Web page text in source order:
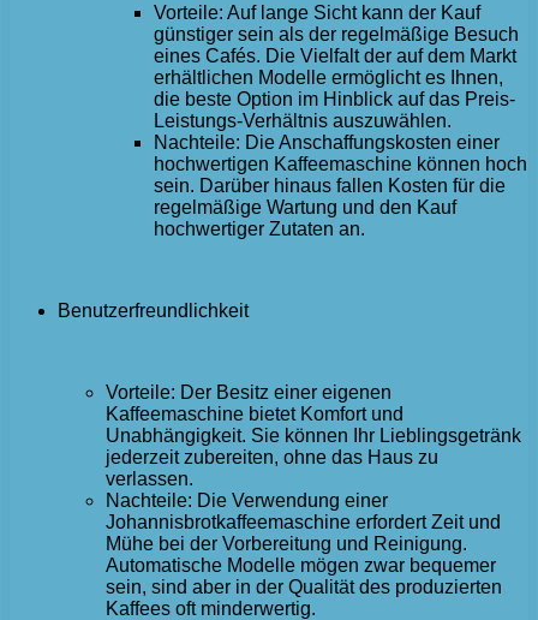
Vorteile: Auf lange Sicht kann der Kauf
günstiger sein als der regelmäßige Besuch
eines Cafés. Die Vielfalt der auf dem Markt
erhältlichen Modelle ermöglicht es Ihnen,
die beste Option im Hinblick auf das Preis-
Leistungs-Verhältnis auszuwählen.
Nachteile: Die Anschaffungskosten einer
hochwertigen Kaffeemaschine können hoch
sein. Darüber hinaus fallen Kosten für die
regelmäßige Wartung und den Kauf
hochwertiger Zutaten an.
Benutzerfreundlichkeit
Vorteile: Der Besitz einer eigenen
Kaffeemaschine bietet Komfort und
Unabhängigkeit. Sie können Ihr Lieblingsgetränk
jederzeit zubereiten, ohne das Haus zu
verlassen.
Nachteile: Die Verwendung einer
Johannisbrotkaffeemaschine erfordert Zeit und
Mühe bei der Vorbereitung und Reinigung.
Automatische Modelle mögen zwar bequemer
sein, sind aber in der Qualität des produzierten
Kaffees oft minderwertig.